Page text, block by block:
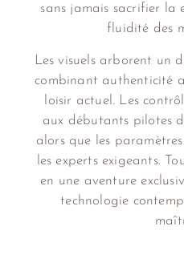
sans jamais sacrifier la
fluidité des
Les visuels arborent un
combinant authenticité
loisir actuel. Les
aux débutants pilotes
alors que les
les experts exigeants.
en une aventure
technologie